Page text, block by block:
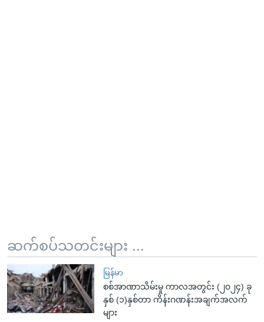
ဆက်စပ်သတင်းများ ...
မြန်မာ
စစ်အာဏာသိမ်းမှု ကာလအတွင်း (၂၀၂၄) ခု
နှစ် (၁)နှစ်တာ ကိန်းဂဏန်းအချက်အလက်
များ